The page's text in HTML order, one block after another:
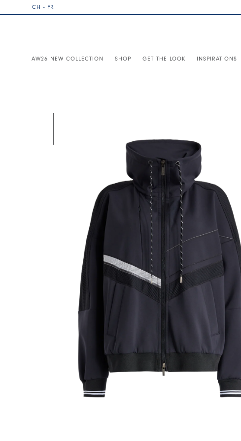
CH - FR
AW26 NEW COLLECTION SHOP GET THE LOOK INSPIRATIONS